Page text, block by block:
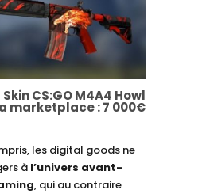
Skin CS:GO M4A4 Howl
marketplace : 7 000€
les digital goods ne
à l’univers avant-
, qui au contraire